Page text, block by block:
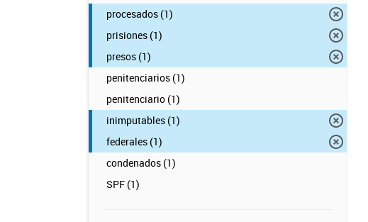
procesados (1)
prisiones (1)
presos (1)
penitenciarios (1)
penitenciario (1)
inimputables (1)
federales (1)
condenados (1)
SPF (1)